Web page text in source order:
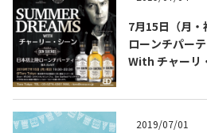
テキーラのつくり方
テキーラマーケット
7月15日（月
ローンチパー
With チャーリ
2019/07/01